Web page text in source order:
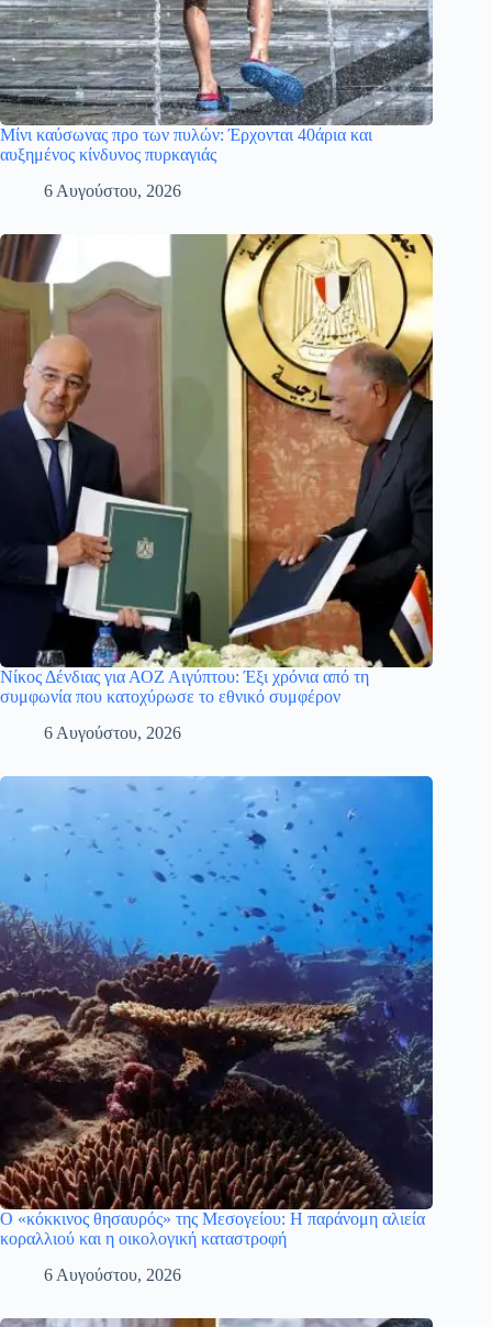
Μίνι καύσωνας προ των πυλών: Έρχονται 40άρια και
αυξημένος κίνδυνος πυρκαγιάς
6 Αυγούστου, 2026
Νίκος Δένδιας για ΑΟΖ Αιγύπτου: Έξι χρόνια από τη
συμφωνία που κατοχύρωσε το εθνικό συμφέρον
6 Αυγούστου, 2026
Ο «κόκκινος θησαυρός» της Μεσογείου: Η παράνομη αλιεία
κοραλλιού και η οικολογική καταστροφή
6 Αυγούστου, 2026